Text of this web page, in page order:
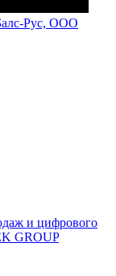
Рус, ООО
и цифрового
GROUP